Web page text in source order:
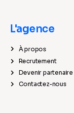
L'agence
À propos
Recrutement
Devenir partenaire
Contactez-nous